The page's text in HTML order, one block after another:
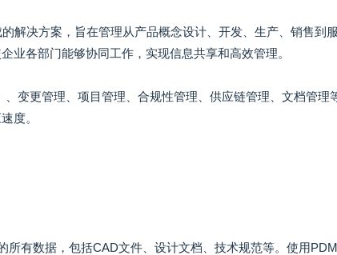
解决方案，旨在管理从产品概念设计、开发、生产、销售到
业各部门能够协同工作，实现信息共享和高效管理。
变更管理、项目管理、合规性管理、供应链管理、文档管理
度。
有数据，包括CAD文件、设计文档、技术规范等。使用